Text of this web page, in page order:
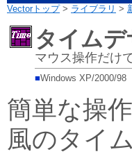
Vectorトップ> ライブラリ >
タイム
マウス操作だけ
■Windows XP/2000/
簡単な操
風のタイ